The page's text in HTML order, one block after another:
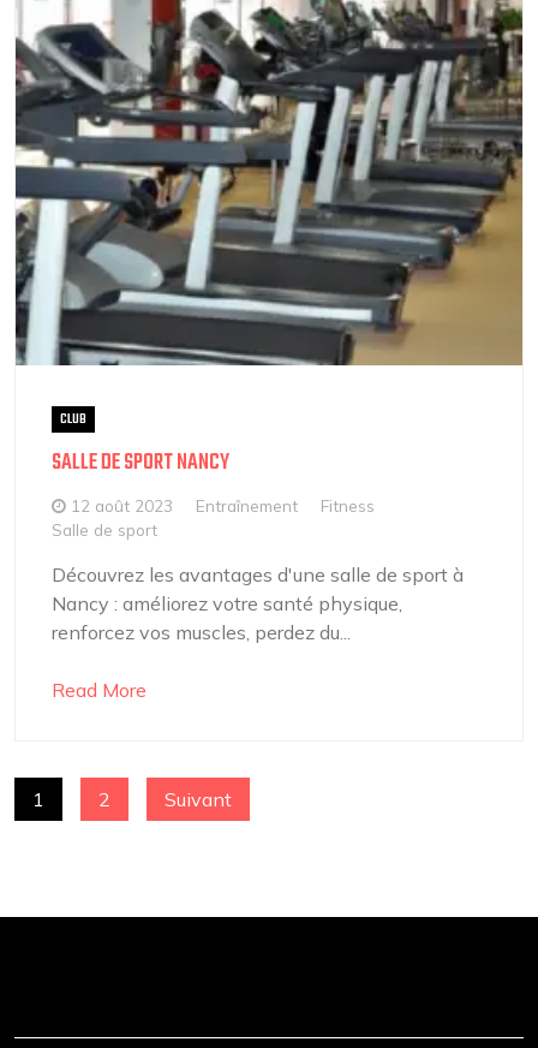
CLUB
SALLE DE SPORT NANCY
12 août 2023 Entraînement
Fitness
Salle de sport
Découvrez les avantages d'une salle de sport à
Nancy : améliorez votre santé physique,
renforcez vos muscles, perdez du...
Read More
PAGINATION
1 2 Suivant